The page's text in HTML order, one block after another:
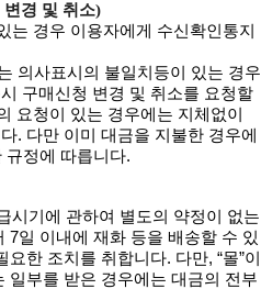
변경 및 취소)
는 경우 이용자에게 수신확인통지
의사표시의 불일치등이 있는 경우
구매신청 변경 및 취소를 요청할
요청이 있는 경우에는 지체없이
. 다만 이미 대금을 지불한 경우에
규정에 따릅니다.
시기에 관하여 별도의 약정이 없는
7일 이내에 재화 등을 배송할 수 있
한 조치를 취합니다. 다만, “몰”이
일부를 받은 경우에는 대금의 전부